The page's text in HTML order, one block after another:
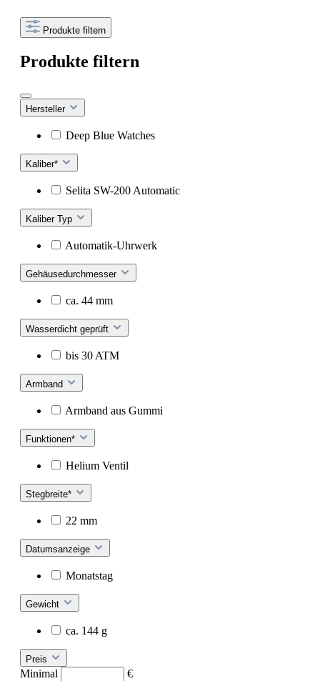
Produkte filtern
Produkte filtern
Hersteller
Deep Blue Watches
Kaliber*
Selita SW-200 Automatic
Kaliber Typ
Automatik-Uhrwerk
Gehäusedurchmesser
ca. 44 mm
Wasserdicht geprüft
bis 30 ATM
Armband
Armband aus Gummi
Funktionen*
Helium Ventil
Stegbreite*
22 mm
Datumsanzeige
Monatstag
Gewicht
ca. 144 g
Preis
Minimal
€